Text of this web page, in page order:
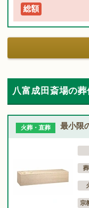
総額
八富成田斎場の葬
火葬・直葬 最小限
宗